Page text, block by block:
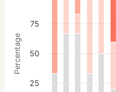
Percentage
25
50
75